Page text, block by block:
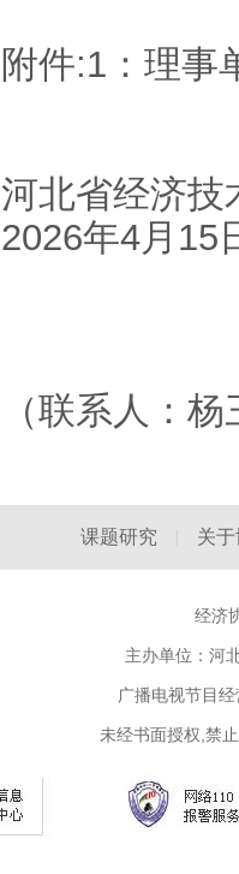
附件:1：理事
河北省经济技
2026年4月15
（联系人：
课题研究 关
经济
主办单位：河
广播电视节目
未经书面授权,禁